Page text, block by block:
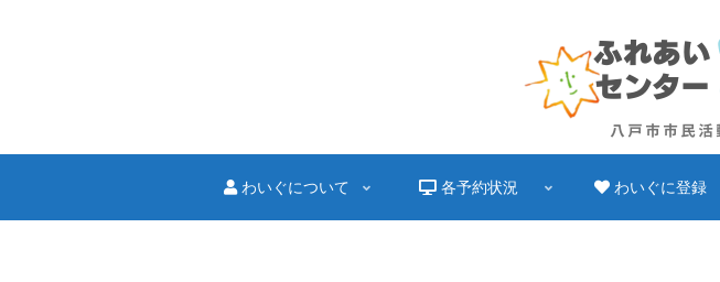
わいぐについて 各予約状況 わいぐに登録